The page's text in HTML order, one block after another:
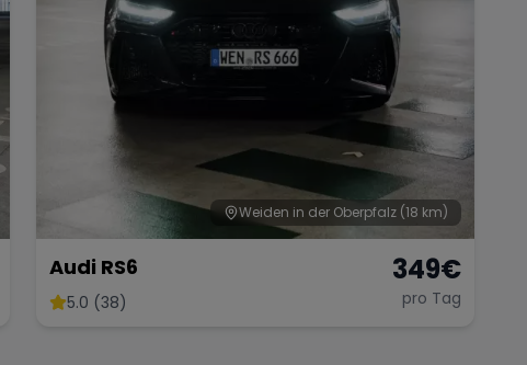
Weiden in der Oberpfalz (18 km)
Audi RS6
5.0 (38)
349€
pro Tag